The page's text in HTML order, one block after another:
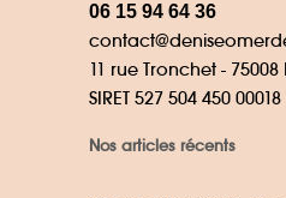
06 15 94 64 36
11 rue Tronchet - 75008
SIRET 527 504 450 00018
Nos articles récents